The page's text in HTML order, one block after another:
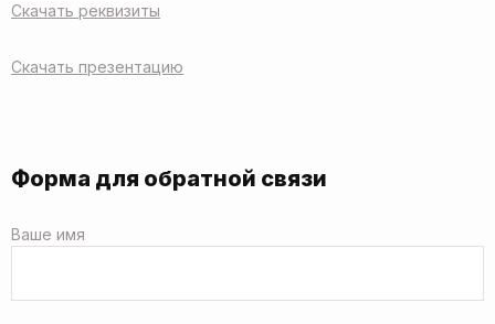
Скачать реквизиты
Скачать презентацию
Форма для обратной связи
Ваше имя